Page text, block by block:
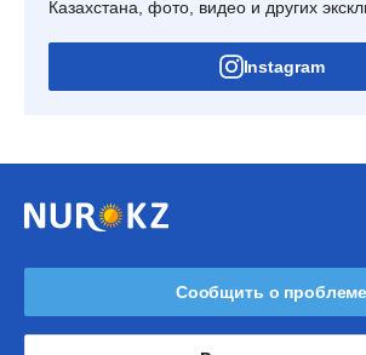
Казахстана, фото, видео и других
Instagram
Сообщить о проблеме